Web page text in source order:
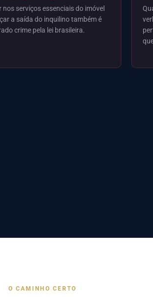
nos serviços essenciais do imóvel
a saída do inquilino também é
crime pela lei brasileira.
O CAMINHO CERTO